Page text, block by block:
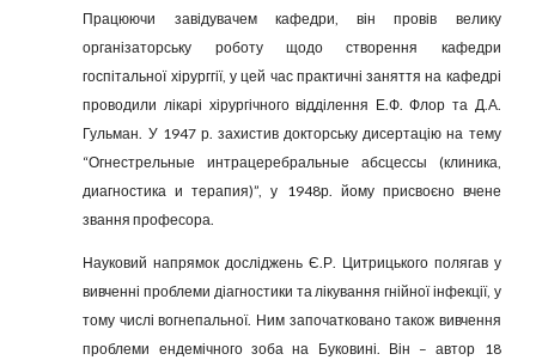
Працюючи завідувачем кафедри, він провів велику
організаторську роботу щодо створення кафедри
госпітальної хірург­гії, у цей час практичні заняття на кафедрі
проводили лікарі хірургічного відділення Е.Ф. Флор та Д.А.
Гульман. У 1947 р. захистив докторську дисертацію на тему
“Огнестрельные интрацеребральные абсцессы (клиника,
диагностика и терапия)”, у 1948р. йому присвоєно вчене
звання професора.
Науковий напрямок досліджень Є.Р. Цитрицького полягав у
вивченні проблеми діагностики та лікування гнійної інфекції, у
тому числі вогнепальної. Ним започатковано також вивчення
проблеми ендемічного зоба на Буковині. Він – автор 18